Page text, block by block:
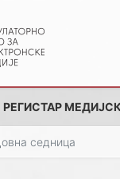
РЕГИСТАР
седница